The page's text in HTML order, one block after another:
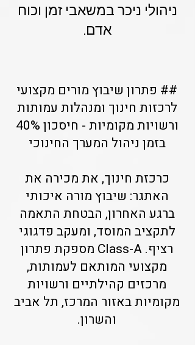
ניהולי ניכר במשאבי זמן וכוח
אדם.
## פתרון שיבוץ מורים מקצועי
לרכזות חינוך ומנהלות עמותות
ורשויות מקומיות - חיסכון 40%
בזמן ניהול המערך החינוכי
כרכזת חינוך, את מכירה את
האתגר: שיבוץ מורה איכותי
ברגע האחרון, הבטחת התאמה
לתקציב המוסד, ומעקב פדגוגי
רציף. Class-A מספקת פתרון
מקצועי המותאם לעמותות,
מרכזים קהילתיים ורשויות
מקומיות באזור המרכז, תל אביב
והשרון.